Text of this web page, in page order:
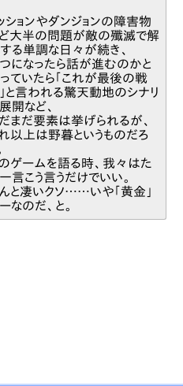
ションやダンジョンの障害物
大半の問題が敵の殲滅で解
る単調な日々が続き、
になったら話が進むのかと
ていたら「これが最後の戦
と言われる驚天動地のシナリ
開など、
まだ要素は挙げられるが、
以上は野暮というものだろ
ゲームを語る時、我々はた
言こう言うだけでいい。
と凄いクソ……いや「黄金」
なのだ、と。